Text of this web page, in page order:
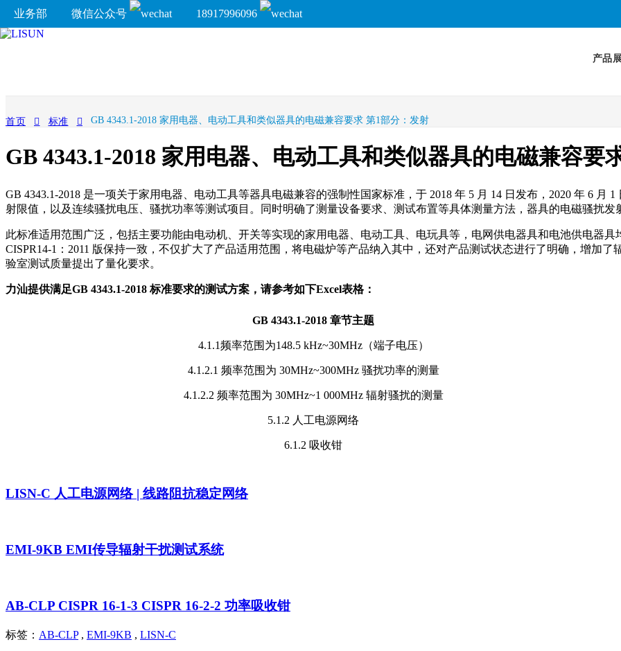
业务部 微信公众号 18917996096
产品
首页 标准 GB 4343.1-2018 家用电器、电动工具和类似器具的电磁兼容要求 第1部分：发射
GB 4343.1-2018 家用电器、电动工具和类似器具的电磁兼容要
GB 4343.1-2018 是一项关于家用电器、电动工具等器具电磁兼容的强制性国家标准，于 2018 年 5 月 14 日发布，2020 年 6
射限值，以及连续骚扰电压、骚扰功率等测试项目。同时明确了测量设备要求、测试布置等具体测量方法，器具的电磁骚扰
此标准适用范围广泛，包括主要功能由电动机、开关等实现的家用电器、电动工具、电玩具等，电网供电器具和电池供电器
CISPR14-1：2011 版保持一致，不仅扩大了产品适用范围，将电磁炉等产品纳入其中，还对产品测试状态进行了明确，增加
验室测试质量提出了量化要求。
力汕提供满足GB 4343.1-2018 标准要求的测试方案，请参考如下Excel表格：
GB 4343.1-2018 章节主题
4.1.1频率范围为148.5 kHz~30MHz（端子电压）
4.1.2.1 频率范围为 30MHz~300MHz 骚扰功率的测量
4.1.2.2 频率范围为 30MHz~1 000MHz 辐射骚扰的测量
5.1.2 人工电源网络
6.1.2 吸收钳
LISN-C 人工电源网络 | 线路阻抗稳定网络
EMI-9KB EMI传导辐射干扰测试系统
AB-CLP CISPR 16-1-3 CISPR 16-2-2 功率吸收钳
标签： AB-CLP, EMI-9KB , LISN-C